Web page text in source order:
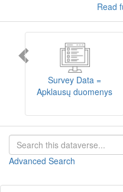
implemented). LiDA curates
are published into
Interview Data,Aggregated
, andEncoded
Also, LiDA holds collections
projets (
Large Project Data
)
humanities data deposited
education institutions and
Depositors interested in
Lietuvos humanitarinių ir
Read
Survey Data =
Apklausų duomenys
Advanced Search